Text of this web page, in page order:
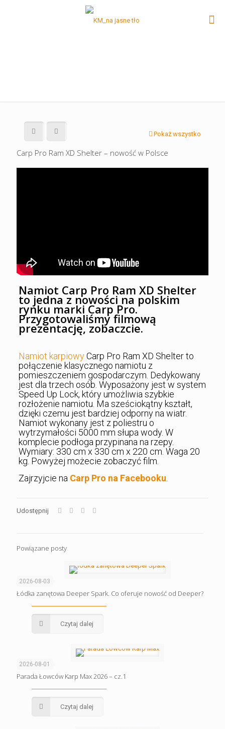
Pokaż wszystko
Carp Pro Ram XD Shelter – nowość w Polsce
Namiot Carp Pro Ram XD Shelter
to jedna z nowości na polskim
rynku marki Carp Pro.
Przygotowaliśmy filmową
prezentację, zobaczcie.
Namiot karpiowyCarp Pro Ram XD Shelter to
połączenie klasycznego namiotu z
pomieszczeniem gospodarczym. Dedykowany
jest dla trzech osób. Wyposażony jest w system
Speed Up Lock, który umożliwia szybkie
rozłożenie namiotu. Ma sześciokątny kształt,
dzięki czemu jest bardziej odporny na wiatr.
Namiot wykonany jest z poliestru o
wytrzymałości 5000 mm słupa wody. W
komplecie podłoga przypinana na rzepy.
Wymiary: 330 cm x 330 cm x 220 cm. Waga 20
kg. Powyżej możecie zobaczyć film.
Zajrzyjcie na Carp Pro na Facebooku.
Udostępnij
Powiązane posty
2026-08-03
Łódka zanętowa Deeper Spark. Co oferuje nowość od Deeper?
Czytaj dalej
2026-08-01
Parada Łowców Karp Max 2026 – cz.1
Czytaj dalej